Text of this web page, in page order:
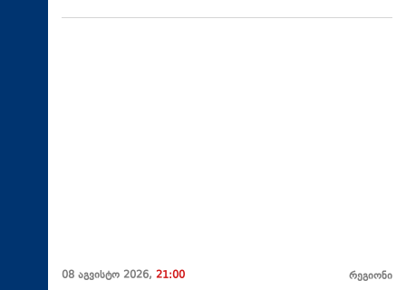
08 აგვისტო 2026, 21:00 რეგიონი